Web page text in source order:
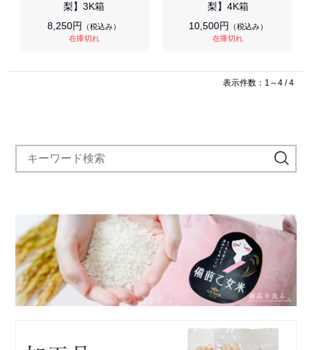
梨】3K箱
8,250円
（税込み）
在庫切れ
梨】4K箱
10,500円
（税込み）
在庫切れ
表示件数：1～4 / 4